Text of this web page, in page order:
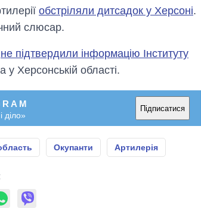
обстріляли дитсадок у Херсоні.
слюсар.
не підтвердили інформацію Інституту
у Херсонській області.
діло»
Підписатися
Окупанти Артилерія